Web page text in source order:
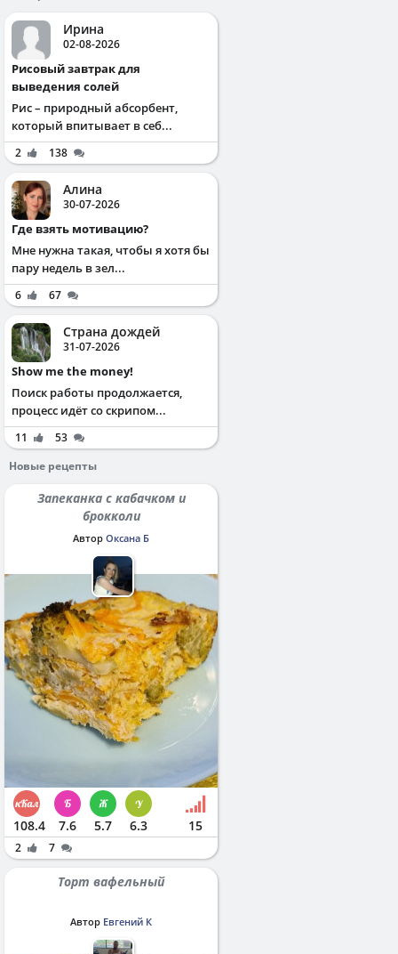
Ирина
02-08-2026
Рисовый завтрак для
выведения солей
Рис – природный абсорбент,
который впитывает в себ...
2 138
Алина
30-07-2026
Где взять мотивацию?
Мне нужна такая, чтобы я хотя бы
пару недель в зел...
6 67
Страна дождей
31-07-2026
Show me the money!
Поиск работы продолжается,
процесс идёт со скрипом...
11
53
Новые рецепты
Запеканка с кабачком и
брокколи
Автор Оксана Б
108.4 7.6 5.7 6.3 15
2 7
Торт вафельный
Автор Евгений К